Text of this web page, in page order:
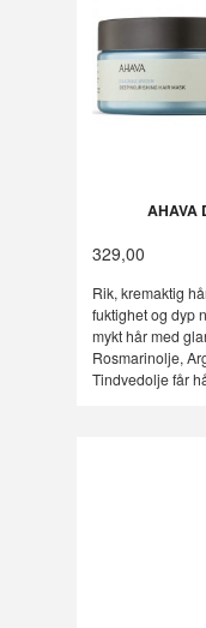
AHAVA
329,00
Rik, kremaktig
fuktighet og dyp
mykt hår med
Rosmarinolje,
Tindvedolje får